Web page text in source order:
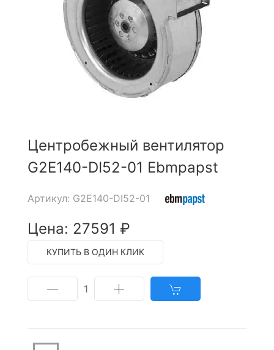
Центробежный вентилятор
G2E140-DI52-01 Ebmpapst
Артикул: G2E140-DI52-01
Цена: 27591 ₽
КУПИТЬ В ОДИН КЛИК
1